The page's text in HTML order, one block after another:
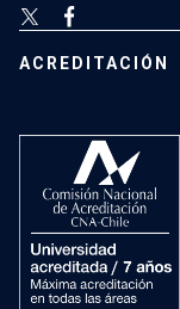
ACREDITACIÓN